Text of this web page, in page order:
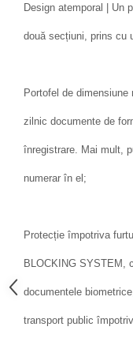
Design atemporal | Un
două secțiuni, prins cu
Portofel de
zilnic documente de
înregistrare. Mai mult,
numerar în el;
Protecție împotriva
BLOCKING SYSTEM,
documentele
transport public